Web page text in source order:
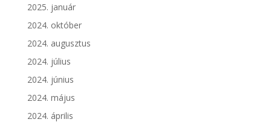
2025. január
2024. október
2024. augusztus
2024. július
2024. június
2024. május
2024. április